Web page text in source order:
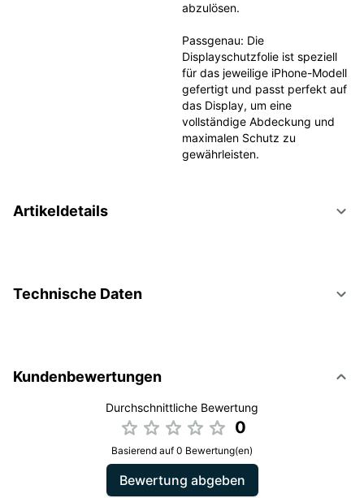
abzulösen.
Passgenau: Die
Displayschutzfolie ist speziell
für das jeweilige iPhone-Modell
gefertigt und passt perfekt auf
das Display, um eine
vollständige Abdeckung und
maximalen Schutz zu
gewährleisten.
Artikeldetails
Technische Daten
Kundenbewertungen
Durchschnittliche Bewertung
0
Basierend auf 0 Bewertung(en)
Bewertung abgeben